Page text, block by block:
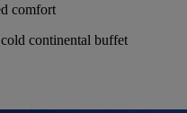
comfort
continental buffet